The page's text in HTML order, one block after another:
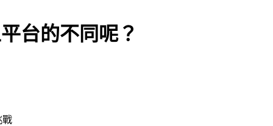
台的不同呢？
戰